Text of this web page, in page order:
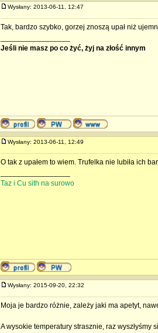
Wysłany: 2013-06-11, 12:47
Tak, bardzo szybko, gorzej znoszą upał niż
Jeśli nie masz po co żyć, żyj na złość innym
Wysłany: 2013-06-11, 12:49
O tak z upałem to wiem. Trufelka nie lubiła ich
Taz i Cu sith na surowo
Wysłany: 2015-09-20, 22:32
Moja je bardzo różnie, zależy jaki ma apetyt,
A wysokie temperatury strasznie, raz wyszłyśmy